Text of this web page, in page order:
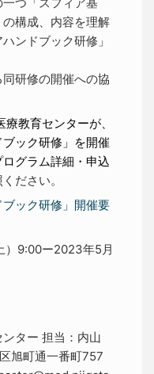
構成、内容を理解
ンドブック研修」
研修の開催への協
教育センターが、
ブック研修」を開催
グラム詳細・申込
ださい。
ブック研修」開催要
9:00ー2023年5月
ター 担当：内山
旭町通一番町757